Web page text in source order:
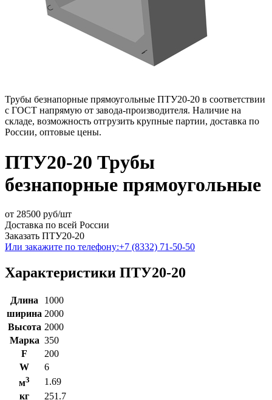
Трубы безнапорные прямоугольные ПТУ20-20 в соответствии
с ГОСТ напрямую от завода-производителя. Наличие на
складе, возможность отгрузить крупные партии, доставка по
России, оптовые цены.
ПТУ20-20 Трубы
безнапорные прямоугольные
от 28500 руб/шт
Доставка по всей России
Заказать ПТУ20-20
Или закажите по телефону:+7 (8332) 71-50-50
Характеристики ПТУ20-20
Длина
1000
ширина 2000
Высота 2000
Марка 350
F
200
W
6
м3
1.69
кг
251.7